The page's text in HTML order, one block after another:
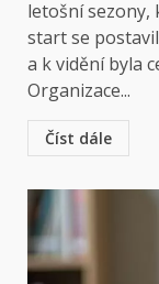
letošní sezony,
start se
a k vidění byla
Organizace...
Číst dále